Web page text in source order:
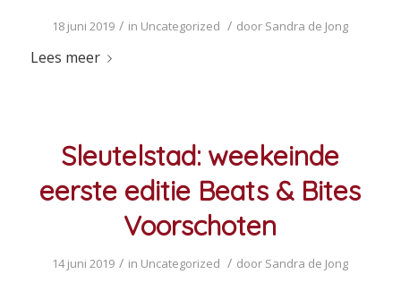
18 juni 2019 / in Uncategorized / door Sandra de Jong
Lees meer
Sleutelstad: weekeinde
eerste editie Beats & Bites
Voorschoten
14 juni 2019 / in Uncategorized / door Sandra de Jong